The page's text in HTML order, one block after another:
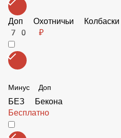
Доп Бекон 60 гр
120 ₽
120 ₽